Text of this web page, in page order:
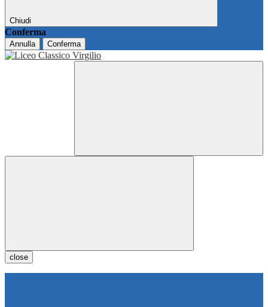
Chiudi
Conferma
Annulla Conferma
close